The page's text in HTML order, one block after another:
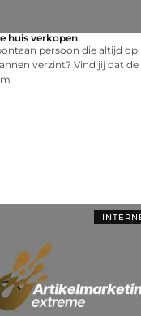
huis verkopen
persoon die altijd
verzint? Vind jij dat de